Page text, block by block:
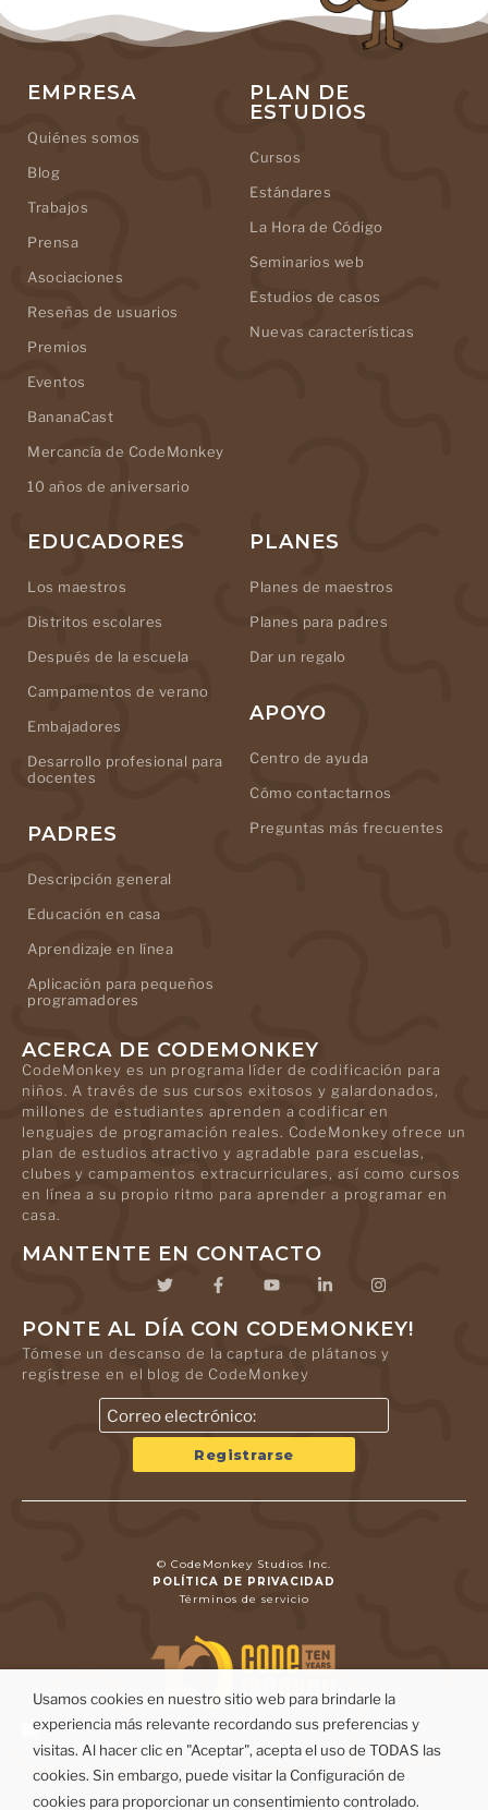
EMPRESA
Quiénes somos
Blog
Trabajos
Prensa
Asociaciones
Reseñas de usuarios
Premios
Eventos
BananaCast
Mercancía de CodeMonkey
10 años de aniversario
PLAN DE
ESTUDIOS
Cursos
Estándares
La Hora de Código
Seminarios web
Estudios de casos
Nuevas características
EDUCADORES
Los maestros
Distritos escolares
Después de la escuela
Campamentos de verano
Embajadores
Desarrollo profesional para
docentes
PADRES
Descripción general
Educación en casa
Aprendizaje en línea
Aplicación para pequeños
programadores
PLANES
Planes de maestros
Planes para padres
Dar un regalo
APOYO
Centro de ayuda
Cómo contactarnos
Preguntas más frecuentes
ACERCA DE CODEMONKEY
CodeMonkey es un programa líder de codificación para
niños. A través de sus cursos exitosos y galardonados,
millones de estudiantes aprenden a codificar en
lenguajes de programación reales. CodeMonkey ofrece un
plan de estudios atractivo y agradable para escuelas,
clubes y campamentos extracurriculares, así como cursos
en línea a su propio ritmo para aprender a programar en
casa.
MANTENTE EN CONTACTO
PONTE AL DÍA CON CODEMONKEY!
Tómese un descanso de la captura de plátanos y
regístrese en el blog de CodeMonkey
© CodeMonkey Studios Inc.
POLÍTICA DE PRIVACIDAD
Términos de servicio
Usamos cookies en nuestro sitio web para brindarle la
experiencia más relevante recordando sus preferencias y
visitas. Al hacer clic en "Aceptar", acepta el uso de TODAS las
cookies. Sin embargo, puede visitar la Configuración de
cookies para proporcionar un consentimiento controlado.